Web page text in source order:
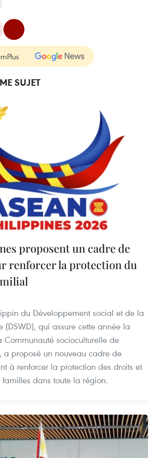
SUJET
proposent un cadre de
renforcer la protection du
du Développement social et de la
(DSWD), qui assure cette année la
Communauté socioculturelle de
a proposé un nouveau cadre de
à renforcer la protection des droits et
dans toute la région.